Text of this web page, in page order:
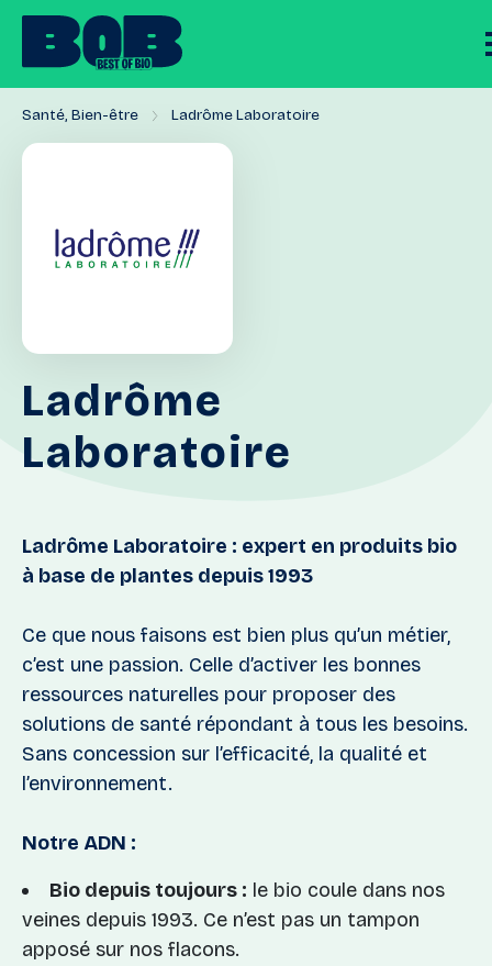
Santé, Bien-être Ladrôme Laboratoire
Ladrôme
Laboratoire
Ladrôme Laboratoire : expert en produits bio
à base de plantes depuis 1993
Ce que nous faisons est bien plus qu’un métier,
c’est une passion. Celle d’activer les bonnes
ressources naturelles pour proposer des
solutions de santé répondant à tous les besoins.
Sans concession sur l’efficacité, la qualité et
l’environnement.
Notre ADN :
Bio depuis toujours : le bio coule dans nos
veines depuis 1993. Ce n’est pas un tampon
apposé sur nos flacons.